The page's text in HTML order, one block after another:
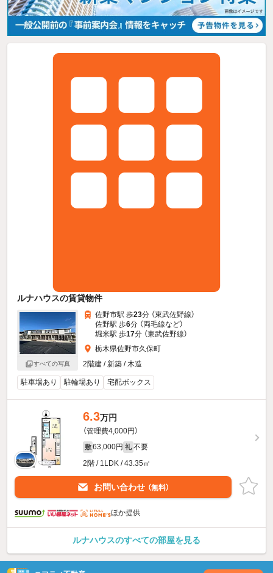
ルナハウスの賃貸物件
すべての写真
佐野市駅 歩23分 （東武佐野線）
佐野駅 歩6分 （両毛線など）
堀米駅 歩17分 （東武佐野線）
栃木県佐野市久保町
2階建 / 新築 / 木造
駐車場あり 駐輪場あり 宅配ボックス
6.3万円
（管理費4,000円）
敷 63,000円 礼 不要
2階 / 1LDK / 43.35㎡
お問い合わせ （無料）
ほか提供
ルナハウスのすべての部屋を見る